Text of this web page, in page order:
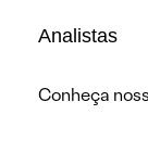
Analistas
Conheça